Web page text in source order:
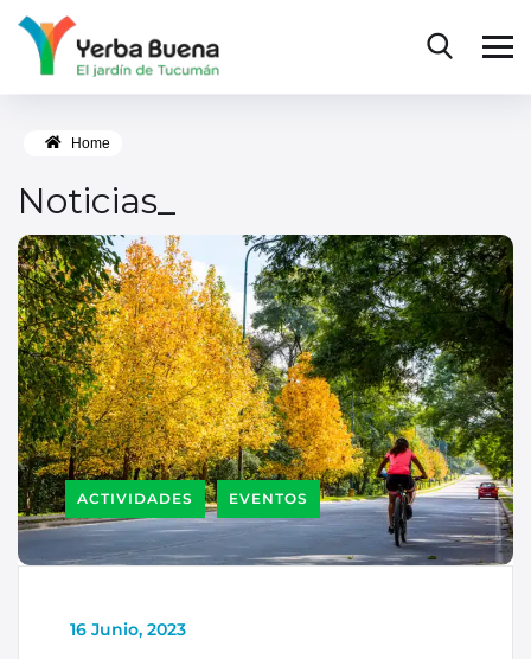
Home
Noticias_
ACTIVIDADES EVENTOS
_
16 Junio, 2023